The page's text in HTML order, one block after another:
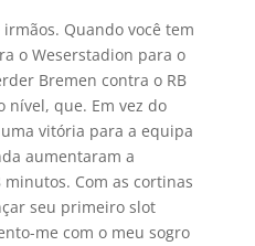
Quando você tem
o Weserstadion para o
Bremen contra o RB
nível, que. Em vez do
vitória para a equipa
aumentaram a
Com as cortinas
seu primeiro slot
me com o meu sogro